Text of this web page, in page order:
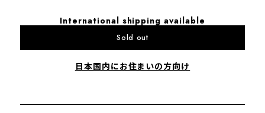
International shipping available
Sold out
日本国内にお住まいの方向け